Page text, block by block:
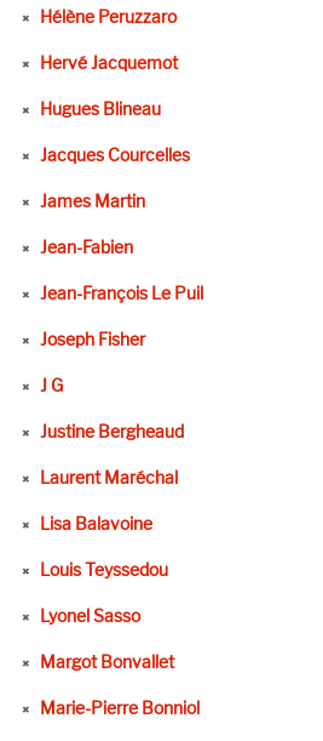
Hélène Peruzzaro
Hervé Jacquemot
Hugues Blineau
Jacques Courcelles
James Martin
Jean-Fabien
Jean-François Le Puil
Joseph Fisher
J G
Justine Bergheaud
Laurent Maréchal
Lisa Balavoine
Louis Teyssedou
Lyonel Sasso
Margot Bonvallet
Marie-Pierre Bonniol